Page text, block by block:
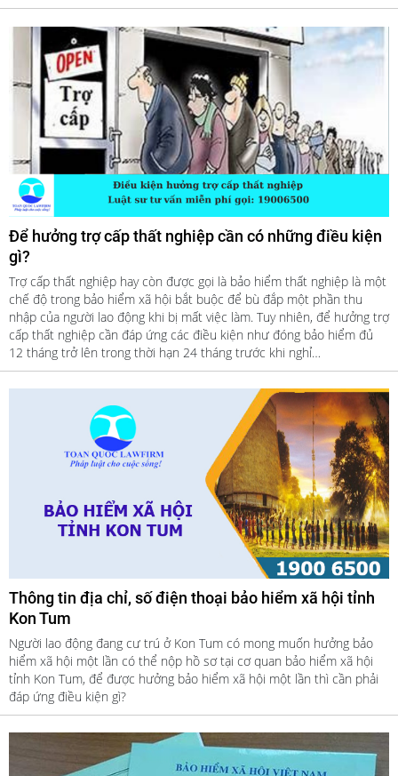
Để hưởng trợ cấp thất nghiệp cần có những điều kiện
gì?
Trợ cấp thất nghiệp hay còn được gọi là bảo hiểm thất nghiệp là một
chế độ trong bảo hiểm xã hội bắt buộc để bù đắp một phần thu
nhập của người lao động khi bị mất việc làm. Tuy nhiên, để hưởng trợ
cấp thất nghiệp cần đáp ứng các điều kiện như đóng bảo hiểm đủ
12 tháng trở lên trong thời hạn 24 tháng trước khi nghỉ…
Thông tin địa chỉ, số điện thoại bảo hiểm xã hội tỉnh
Kon Tum
Người lao động đang cư trú ở Kon Tum có mong muốn hưởng bảo
hiểm xã hội một lần có thể nộp hồ sơ tại cơ quan bảo hiểm xã hội
tỉnh Kon Tum, để được hưởng bảo hiểm xã hội một lần thì cần phải
đáp ứng điều kiện gì?